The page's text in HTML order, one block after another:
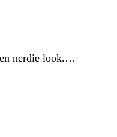
nerdie look.…